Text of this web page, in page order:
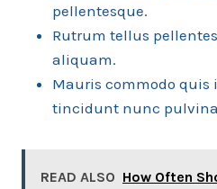
pellentesque.
Rutrum tellus
aliquam.
Mauris commodo quis
tincidunt nunc
READ ALSO How Often